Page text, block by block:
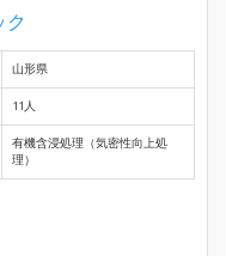
山形県
11人
有機含浸処理（気密性向上処
理）